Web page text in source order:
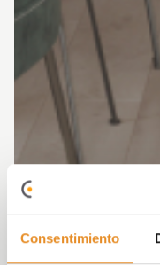
Consentimiento